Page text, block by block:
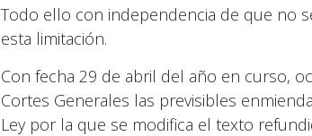
Todo ello con independencia de que no
esta limitación.
Con fecha 29 de abril del año en curso,
Cortes Generales las previsibles
Ley por la que se modifica el texto